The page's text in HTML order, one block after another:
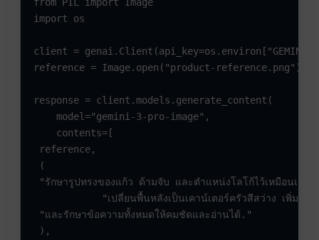
import os
client =
reference = Image.open("product-reference.png")
response = client.models.generate_content(
    model="gemini-3-pro-image",
    contents=[
reference,
(
"รักษารูปทรงของแก้ว ด้ามจับ และตำแหน่งโลโก้ไว้เหมือนเดิม
"เปลี่ยนพื้นหลังเป็นเคาน์เตอร์ครัวสีสว่าง เพิ่มแส
"และรักษาข้อความทั้งหมดให้คมชัดและอ่านได้."
),